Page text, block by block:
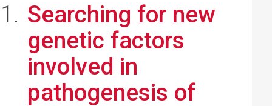
Searching for new
genetic factors
involved in
pathogenesis of